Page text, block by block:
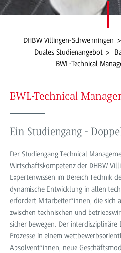
DHBW Villingen-Schwenningen
Duales Studienangebot
BWL-Technical
BWL-Technical
Ein Studiengang -
Der Studiengang Technical
Wirtschaftskompetenz der DHBW
Expertenwissen im Bereich Technik
dynamische Entwicklung in allen
erfordert Mitarbeiter*innen, die sich
zwischen technischen und
sicher bewegen. Der
Prozesse in einem
Absolvent*innen, neue